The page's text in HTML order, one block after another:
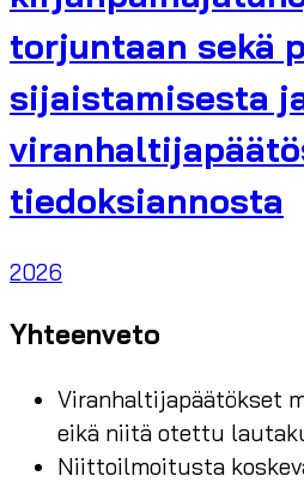
torjuntaan sekä
sijaistamisesta
tiedoksiannosta
2026
Yhteenveto
Viranhaltijapäätökset
eikä niitä otettu
Niittoilmoitusta